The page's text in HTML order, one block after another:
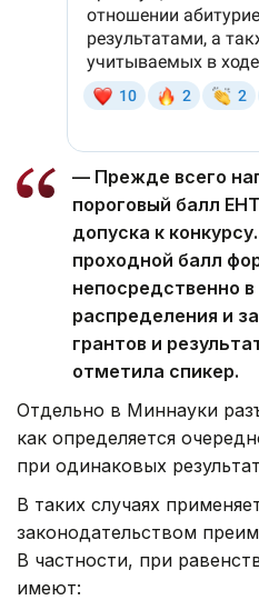
— Прежде всего
пороговый балл
допуска к
проходной балл
непосредственно
распределения и
грантов и
отметила спикер.
Отдельно в Миннауки
как определяется
при одинаковых
В таких случаях
законодательством
В частности, при
имеют: